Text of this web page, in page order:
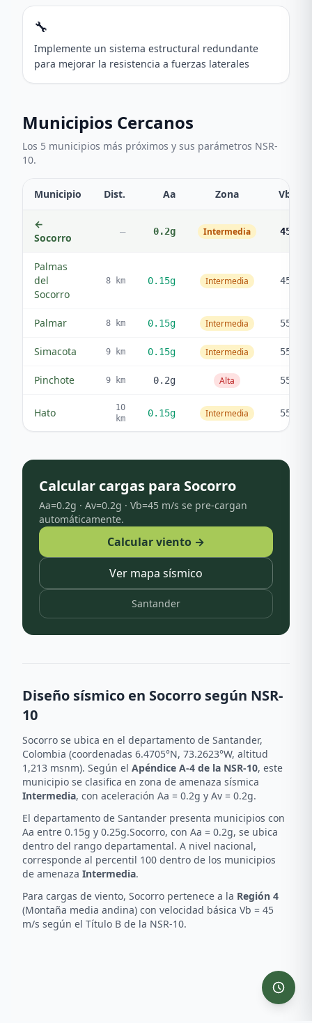
🔧
Implemente un sistema estructural redundante
para mejorar la resistencia a fuerzas laterales
Municipios Cercanos
Los 5 municipios más próximos y sus parámetros NSR-
10.
Municipio Dist. Aa Zona Vb
←
Socorro
— 0.2g Intermedia 45
Palmas
del
Socorro
8 km 0.15g Intermedia 45
Palmar 8 km 0.15g Intermedia 55
Simacota 9 km 0.15g Intermedia 55
Pinchote 9 km 0.2g Alta 55
Hato
10
km
0.15g Intermedia 55
Calcular cargas para Socorro
Aa=0.2g · Av=0.2g · Vb=45 m/s se pre-cargan
automáticamente.
Calcular viento →
Ver mapa sísmico
Santander
Diseño sísmico en Socorro según NSR-
10
Socorro se ubica en el departamento de Santander,
Colombia (coordenadas 6.4705°N, 73.2623°W, altitud
1,213 msnm). Según el Apéndice A-4 de la NSR-10, este
municipio se clasifica en zona de amenaza sísmica
Intermedia, con aceleración Aa = 0.2g y Av = 0.2g.
El departamento de Santander presenta municipios con
Aa entre 0.15g y 0.25g.Socorro, con Aa = 0.2g, se ubica
dentro del rango departamental. A nivel nacional,
corresponde al percentil 100 dentro de los municipios
de amenaza Intermedia.
Para cargas de viento, Socorro pertenece a la Región 4
(Montaña media andina) con velocidad básica Vb = 45
m/s según el Título B de la NSR-10.